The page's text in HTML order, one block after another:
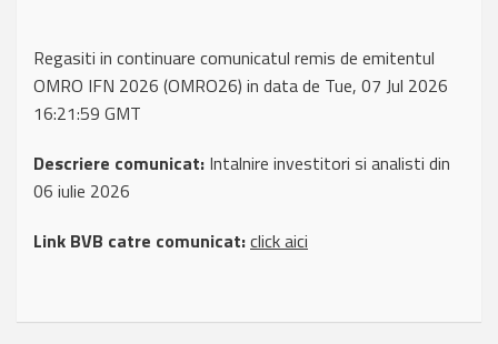
Regasiti in continuare comunicatul remis de emitentul
OMRO IFN 2026 (OMRO26) in data de Tue, 07 Jul 2026
16:21:59 GMT
Descriere comunicat: Intalnire investitori si analisti din
06 iulie 2026
Link BVB catre comunicat:click aici